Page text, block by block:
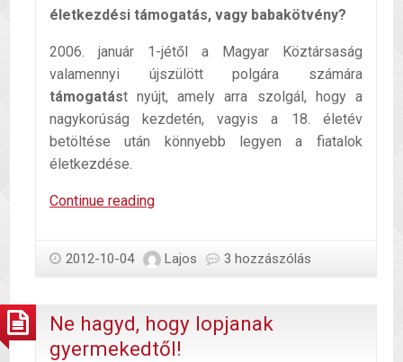
életkezdési támogatás, vagy babakötvény?
2006. január 1-jétől a Magyar Köztársaság
valamennyi újszülött polgára számára
támogatást nyújt, amely arra szolgál, hogy a
nagykorúság kezdetén, vagyis a 18. életév
betöltése után könnyebb legyen a fiatalok
életkezdése.
Continue readingBabakötvény,
2012-10-04 Lajos 3 hozzászólás
Ne hagyd, hogy lopjanak
gyermekedtől!